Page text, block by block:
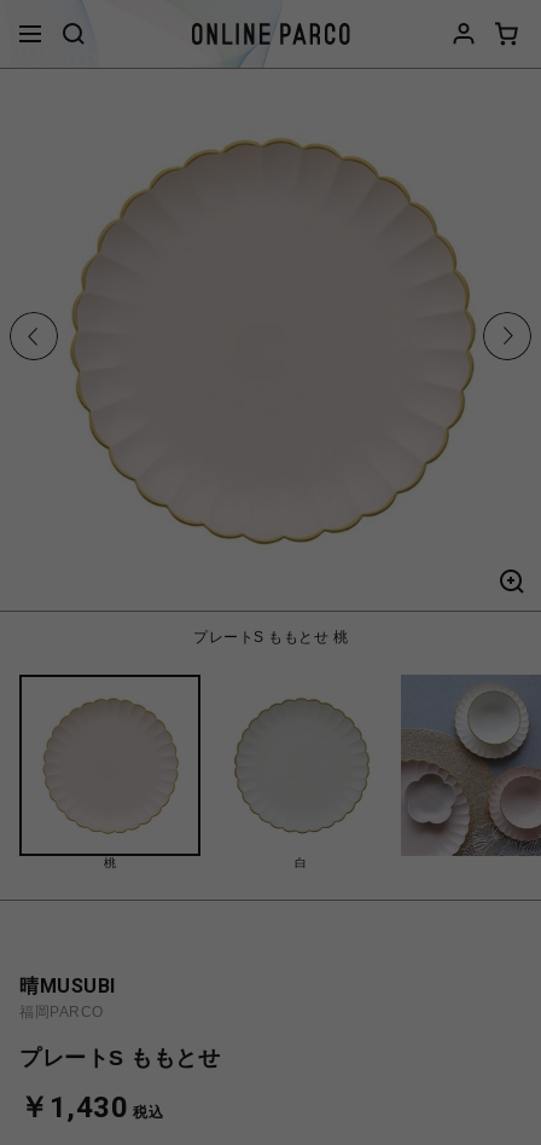
プレートS ももとせ 桃
桃 白
晴MUSUBI
福岡PARCO
プレートS ももとせ
￥1,430 税込